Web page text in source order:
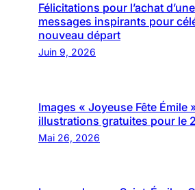
Félicitations pour l’achat
messages inspirants pour
nouveau départ
Juin 9, 2026
Images « Joyeuse Fête Émile
illustrations gratuites pour le
Mai 26, 2026